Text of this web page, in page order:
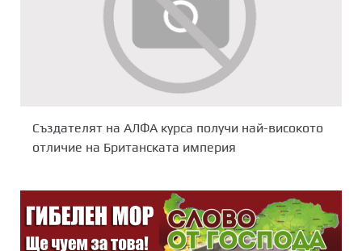
Създателят на АЛФА курса получи най-високото
отличие на Британската империя